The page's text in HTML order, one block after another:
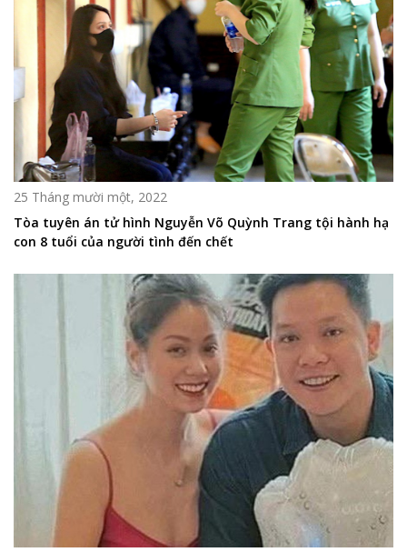
25 Tháng mười một, 2022
Tòa tuyên án tử hình Nguyễn Võ Quỳnh Trang tội hành hạ
con 8 tuổi của người tình đến chết